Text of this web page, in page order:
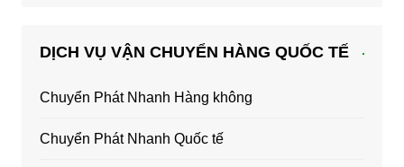
DỊCH VỤ VẬN CHUYỂN HÀNG QUỐC TẾ
Chuyển Phát Nhanh Hàng không
Chuyển Phát Nhanh Quốc tế